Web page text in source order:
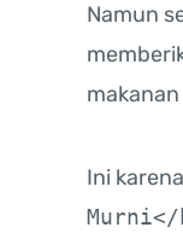
Namun
Ini
Murni</